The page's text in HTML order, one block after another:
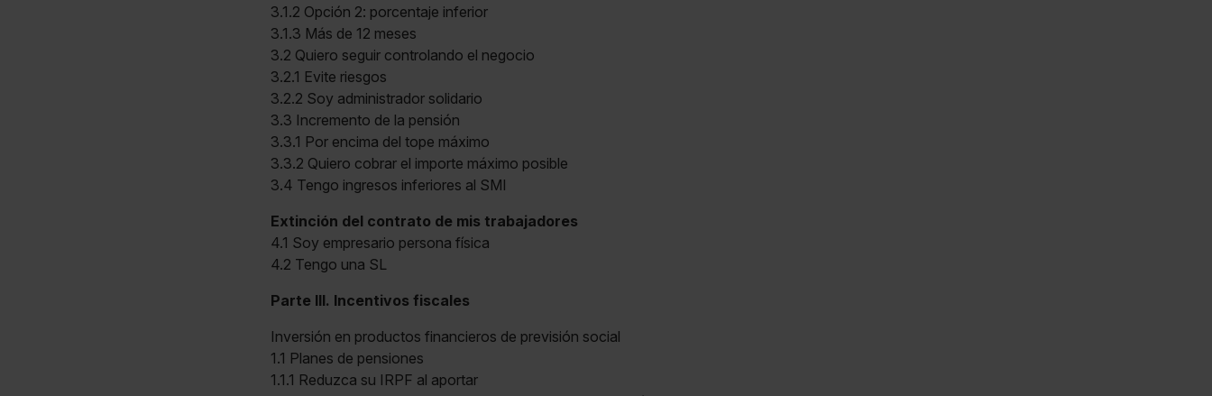
3.1.2 Opción 2: porcentaje inferior
3.1.3 Más de 12 meses
3.2 Quiero seguir controlando el negocio
3.2.1 Evite riesgos
3.2.2 Soy administrador solidario
3.3 Incremento de la pensión
3.3.1 Por encima del tope máximo
3.3.2 Quiero cobrar el importe máximo posible
3.4 Tengo ingresos inferiores al SMI
Extinción del contrato de mis trabajadores
4.1 Soy empresario persona física
4.2 Tengo una SL
Parte III. Incentivos fiscales
Inversión en productos financieros de previsión social
1.1 Planes de pensiones
1.1.1 Reduzca su IRPF al aportar